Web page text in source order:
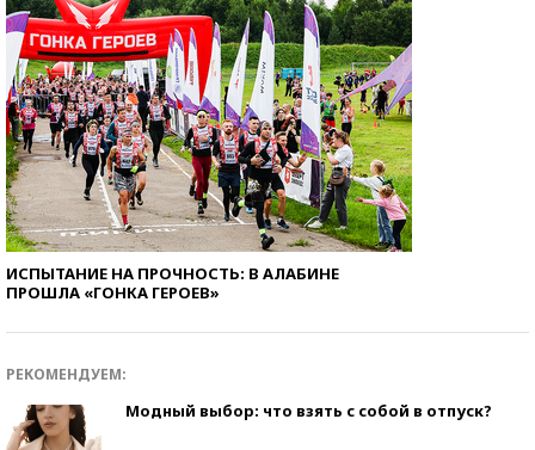
ИСПЫТАНИЕ НА ПРОЧНОСТЬ: В АЛАБИНЕ
ПРОШЛА «ГОНКА ГЕРОЕВ»
РЕКОМЕНДУЕМ:
Модный выбор: что взять с собой в отпуск?